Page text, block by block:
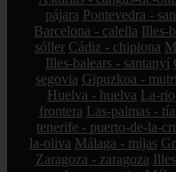
pájara Pontevedra -
Barcelona - calella Illes-
sóller Cádiz - chipiona
Illes-balears - santanyí
segovia Gipuzkoa -
Huelva - huelva La-
frontera Las-palmas -
tenerife - puerto-de-la-
la-oliva Málaga - mijas
Zaragoza - zaragoza